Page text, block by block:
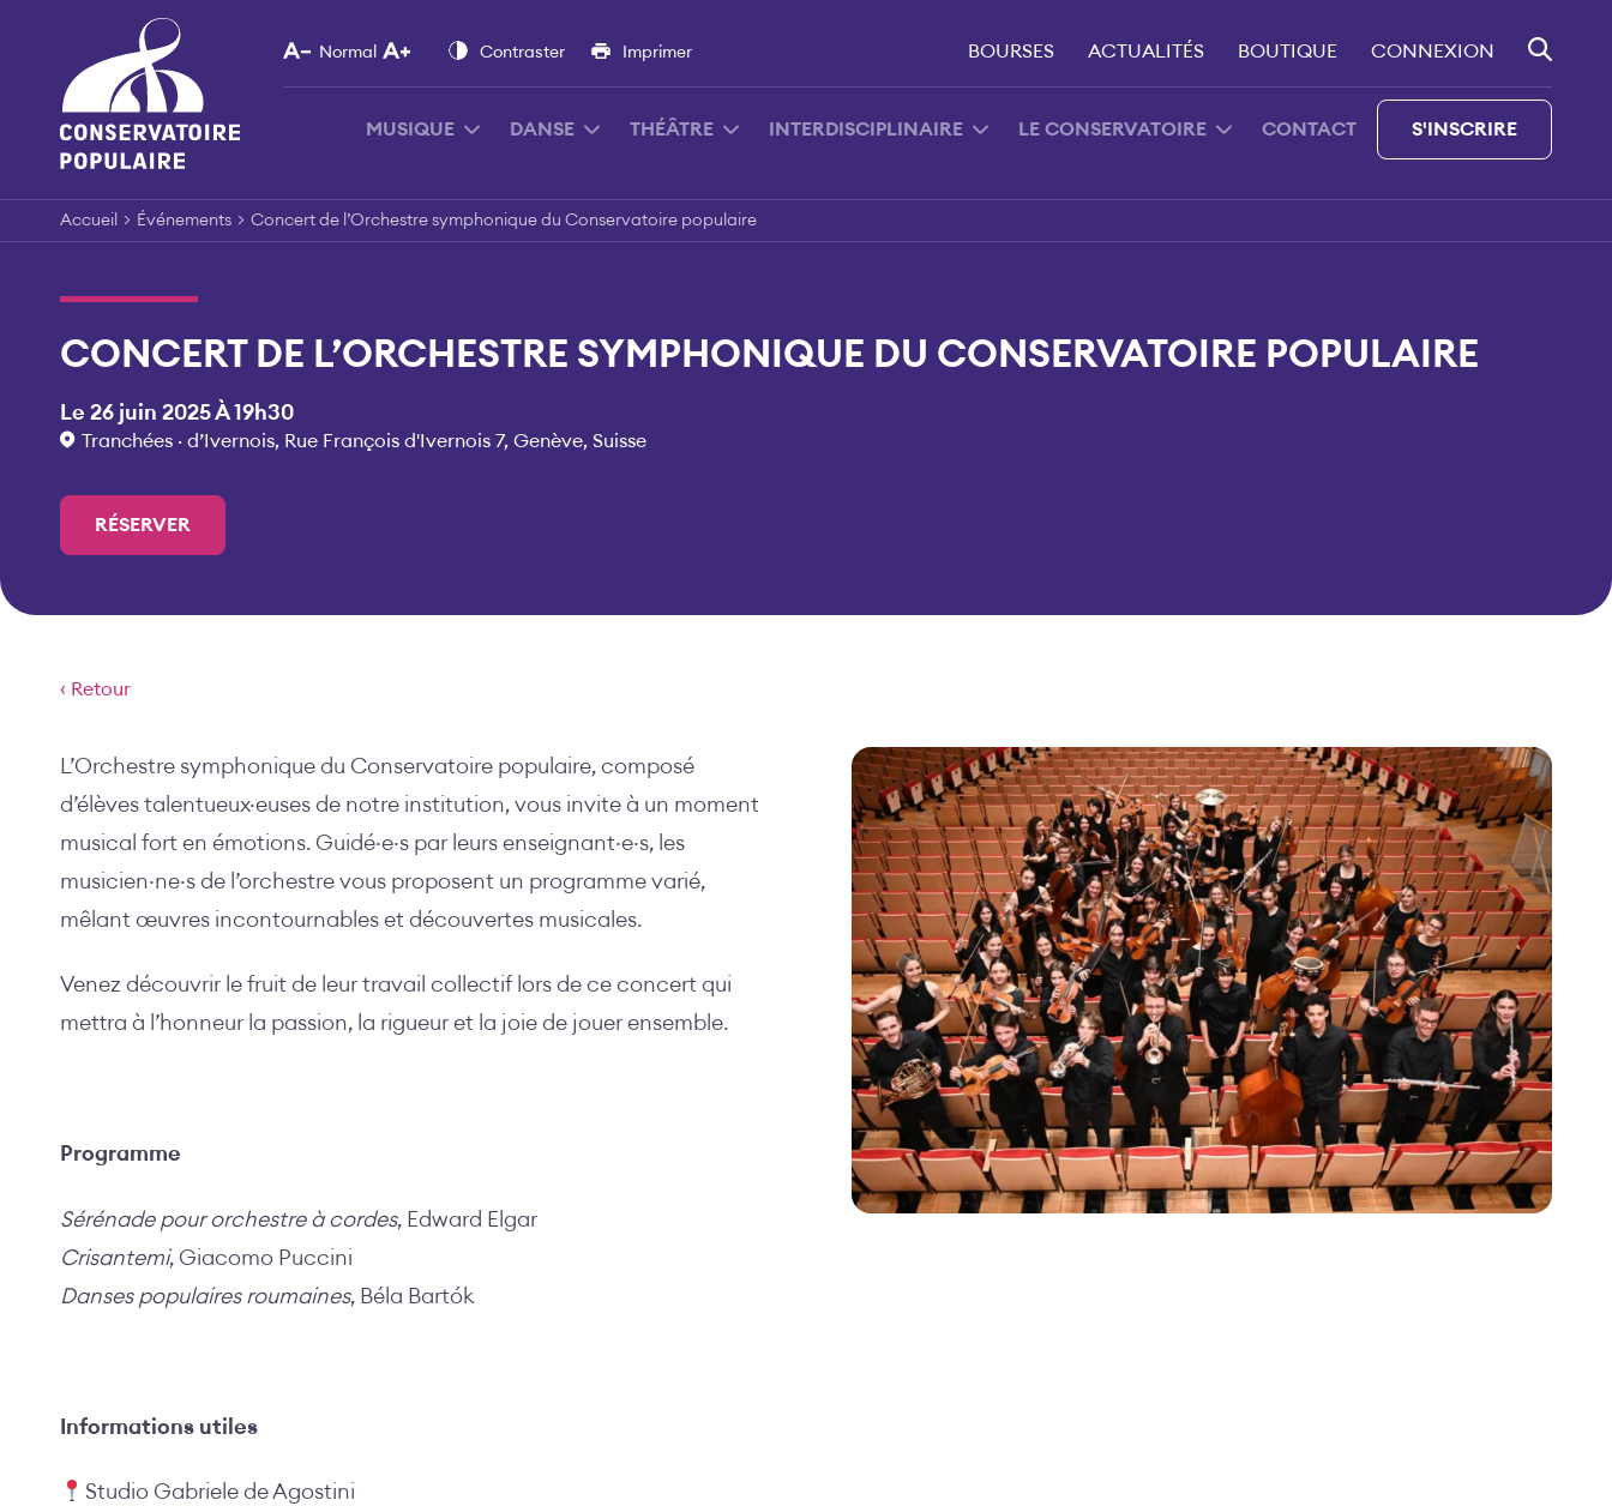
S'INSCRIRE
MUSIQUE DANSE THÉÂTRE INTERDISCIPLINAIRE LE CONSERVATOIRE CONTACT
BOURSES ACTUALITÉS BOUTIQUE CONNEXION
Normal Contraster Imprimer
Accueil > Événements > Concert de l’Orchestre symphonique du Conservatoire populaire
CONCERT DE L’ORCHESTRE SYMPHONIQUE DU CONSERVATOIRE POPULAIRE
Le 26 juin 2025 À 19h30
Tranchées · d’Ivernois, Rue François d'Ivernois 7, Genève, Suisse
RÉSERVER
‹ Retour
L’Orchestre symphonique du Conservatoire populaire, composé
d’élèves talentueux·euses de notre institution, vous invite à un moment
musical fort en émotions. Guidé·e·s par leurs enseignant·e·s, les
musicien·ne·s de l’orchestre vous proposent un programme varié,
mêlant œuvres incontournables et découvertes musicales.
Venez découvrir le fruit de leur travail collectif lors de ce concert qui
mettra à l’honneur la passion, la rigueur et la joie de jouer ensemble.
Programme
Sérénade pour orchestre à cordes, Edward Elgar
Crisantemi, Giacomo Puccini
Danses populaires roumaines, Béla Bartók
Informations utiles
Studio Gabriele de Agostini